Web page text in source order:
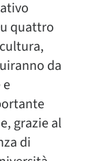
quattro
da
grazie al
di